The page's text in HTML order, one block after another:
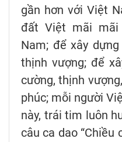
gần hơn với Việt
đất Việt mãi
Nam; để xây
thịnh vượng; để
cường, thịnh
phúc; mỗi người
này, trái tim luôn
câu ca dao “Chiều